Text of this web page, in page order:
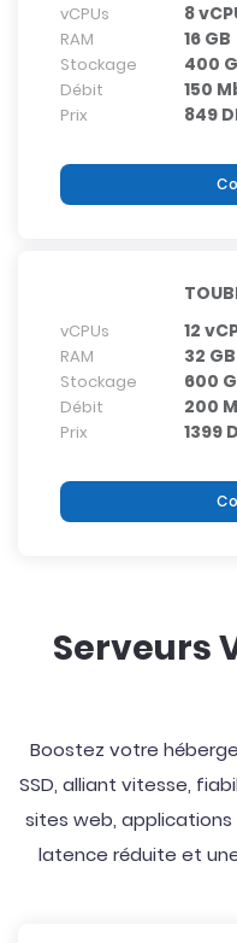
vCPUs 8
RAM 16 GB
Stockage 400
Débit 150
Prix 849
vCPUs 12
RAM 32 GB
Stockage 600
Débit 200
Prix 1399
Serveurs
Boostez votre
SSD, alliant vitesse,
sites web,
latence réduite et